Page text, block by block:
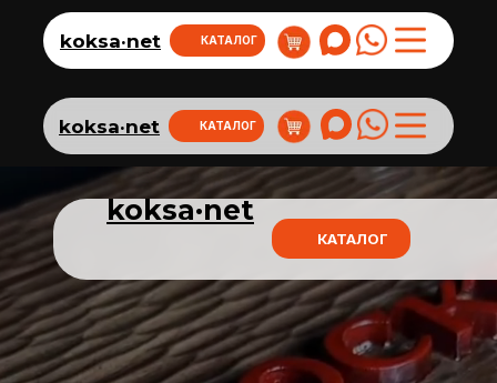
koksa·net КАТАЛОГ
koksa·net КАТАЛОГ
koksa·net
КАТАЛОГ